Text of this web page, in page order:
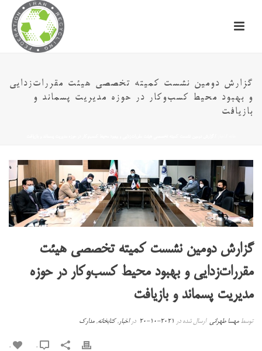
گزارش دومین نشست کمیته تخصصی هیئت مقررات‌زدایی
و بهبود محیط کسب‌وکار در حوزه مدیریت پسماند و
بازیافت
گزارش دومین نشست کمیته تخصصی هیئت
مقررات‌زدایی و بهبود محیط کسب‌وکار در حوزه
مدیریت پسماند و بازیافت
توسطمهسا طهرانی ارسال شده در 2021-10-20 دراخبار,کتابخانه,مدارک
0